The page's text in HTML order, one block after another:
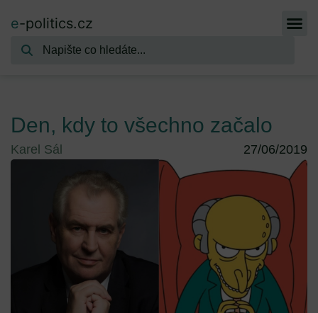
e-politics.cz
Den, kdy to všechno začalo
Karel Sál 27/06/2019